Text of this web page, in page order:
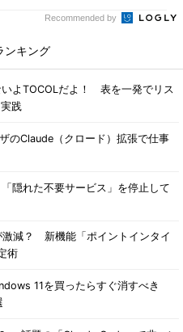
Recommended by
ンキング
いよTOCOLだよ！ 表を一発でリス
践
のClaude（クロード）拡張で仕事
隠れた不要サービス」を停止して
激減？ 新機能「ポイントインタイ
術
11を買ったらすぐ消すべき